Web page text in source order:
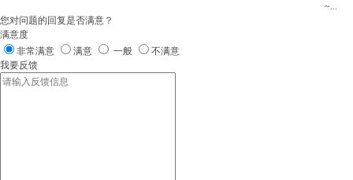
~...
您对问题的回复是否满意？
满意度
非常满意
满意 一般
不满意
我要反馈